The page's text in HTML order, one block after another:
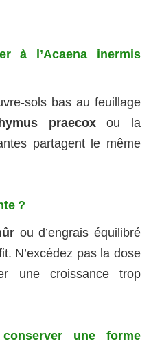
à l’Acaena inermis
sols bas au feuillage
praecoxou la
partagent le même
?
ou d’engrais équilibré
N’excédez pas la dose
une croissance trop
une forme